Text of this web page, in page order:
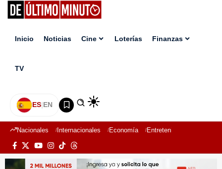
Inicio Noticias Cine Loterías Finanzas
TV
ES|EN
Nacionales Internacionales Economía Entretenimiento